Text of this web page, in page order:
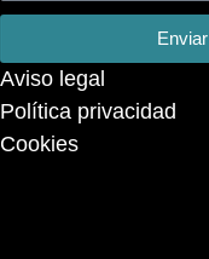
Enviar
Aviso legal
Política privacidad
Cookies